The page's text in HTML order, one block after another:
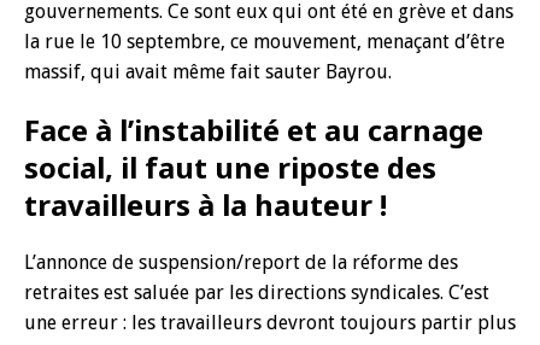
gouvernements. Ce sont eux qui ont été en grève et dans
la rue le 10 septembre, ce mouvement, menaçant d’être
massif, qui avait même fait sauter Bayrou.
Face à l’instabilité et au carnage
social, il faut une riposte des
travailleurs à la hauteur !
L’annonce de suspension/report de la réforme des
retraites est saluée par les directions syndicales. C’est
une erreur : les travailleurs devront toujours partir plus